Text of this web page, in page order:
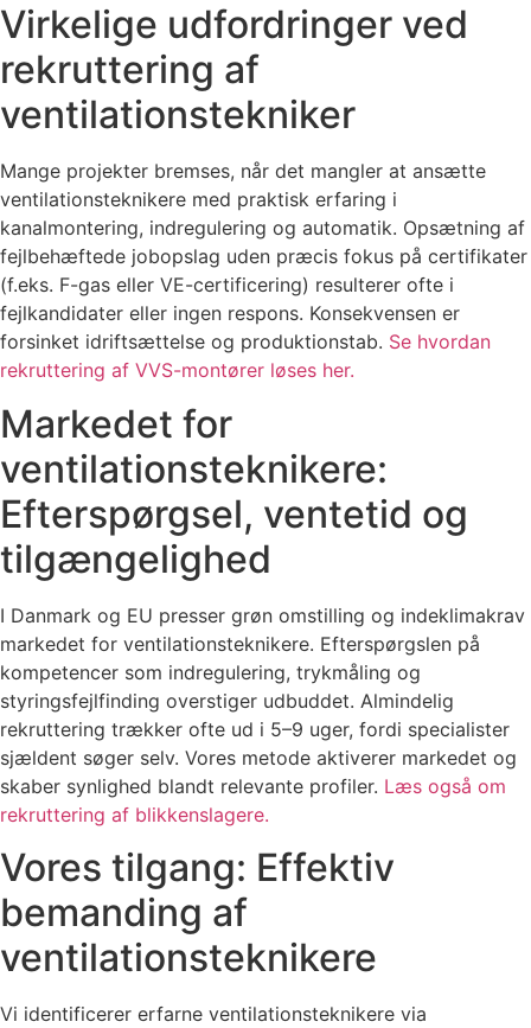
Virkelige udfordringer ved
rekruttering af
ventilationstekniker
Mange projekter bremses, når det mangler at ansætte
ventilationsteknikere med praktisk erfaring i
kanalmontering, indregulering og automatik. Opsætning af
fejlbehæftede jobopslag uden præcis fokus på certifikater
(f.eks. F-gas eller VE-certificering) resulterer ofte i
fejlkandidater eller ingen respons. Konsekvensen er
forsinket idriftsættelse og produktionstab. Se hvordan
rekruttering af VVS-montører løses her.
Markedet for
ventilationsteknikere:
Efterspørgsel, ventetid og
tilgængelighed
I Danmark og EU presser grøn omstilling og indeklimakrav
markedet for ventilationsteknikere. Efterspørgslen på
kompetencer som indregulering, trykmåling og
styringsfejlfinding overstiger udbuddet. Almindelig
rekruttering trækker ofte ud i 5–9 uger, fordi specialister
sjældent søger selv. Vores metode aktiverer markedet og
skaber synlighed blandt relevante profiler. Læs også om
rekruttering af blikkenslagere.
Vores tilgang: Effektiv
bemanding af
ventilationsteknikere
Vi identificerer erfarne ventilationsteknikere via